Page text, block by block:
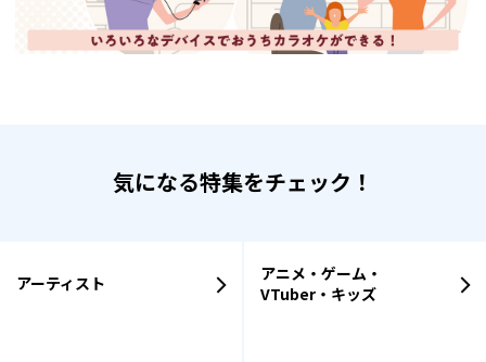
気になる特集をチェック！
アーティスト
アニメ・ゲーム・
VTuber・キッズ